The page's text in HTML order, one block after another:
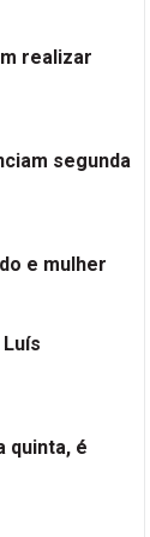
realizar
segunda
e mulher
quinta, é